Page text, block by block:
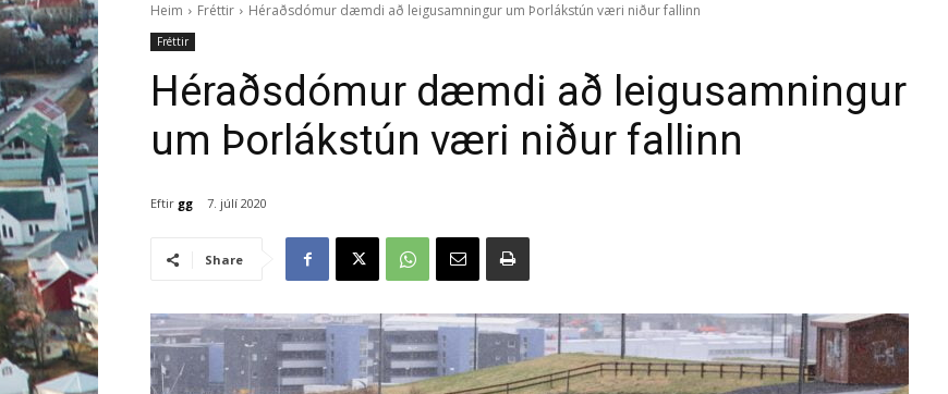
Heim Fréttir Héraðsdómur dæmdi að leigusamningur um Þorlákstún væri niður fallinn
Fréttir
Héraðsdómur dæmdi að leigusamningur
um Þorlákstún væri niður fallinn
Eftir gg 7. júlí 2020
Share